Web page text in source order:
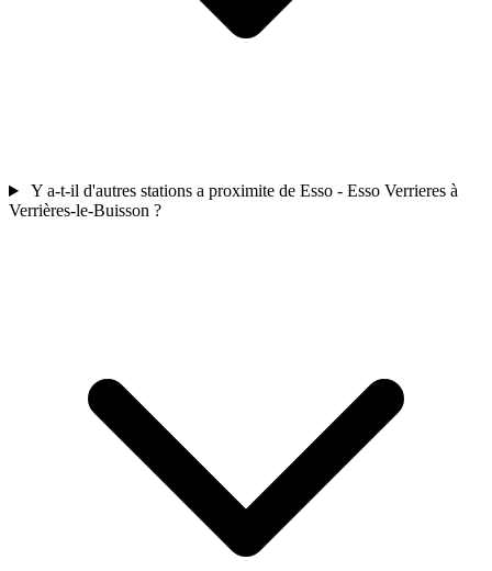
Y a-t-il d'autres stations a proximite de Esso - Esso Verrieres à
Verrières-le-Buisson ?